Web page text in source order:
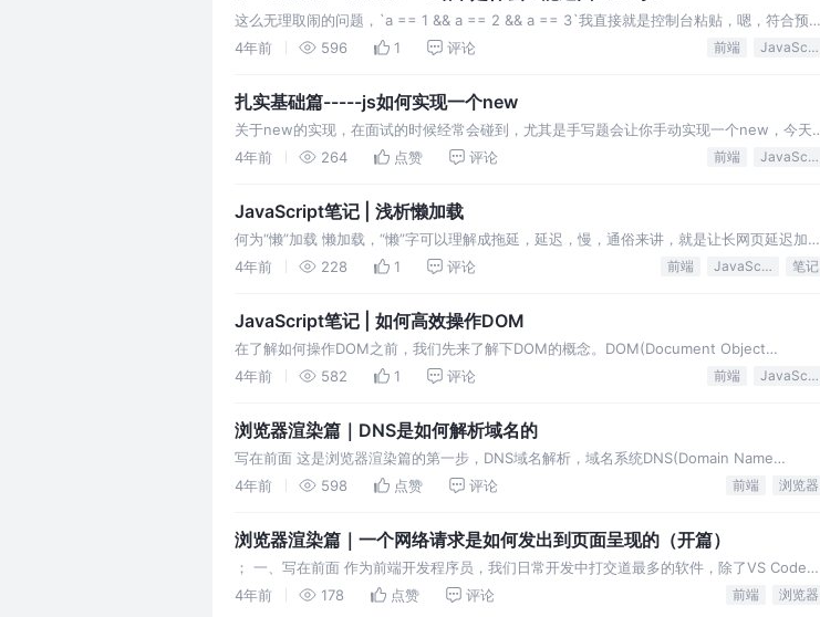
这么无理取闹的问题，`a == 1 && a == 2 && a == 3`我直接就是控制台粘贴，嗯，符合预
期，不然我该思考我对js的理解是不是有什么问题了
4年前 596 1 评论 前端 JavaScript
扎实基础篇-----js如何实现一个new
关于new的实现，在面试的时候经常会碰到，尤其是手写题会让你手动实现一个new，今天
我们一起来聊一聊new是如何实现的呢？ new
4年前 264 点赞 评论 前端 JavaScript
JavaScript笔记 | 浅析懒加载
何为“懒”加载 懒加载，“懒”字可以理解成拖延，延迟，慢，通俗来讲，就是让长网页延迟加
载，当用户滚动进入到可视区域才来加载。与之
4年前 228 1 评论 前端 JavaScript 笔记
JavaScript笔记 | 如何高效操作DOM
在了解如何操作DOM之前，我们先来了解下DOM的概念。DOM(Document Object
Modal，文档对象模型)，是是JavaScript操作HTML的接口。
4年前 582 1 评论 前端 JavaScript
浏览器渲染篇｜DNS是如何解析域名的
写在前面 这是浏览器渲染篇的第一步，DNS域名解析，域名系统DNS(Domain Name
System) 是因特网使用的命名系统，用来
4年前 598 点赞 评论 前端 浏览器
浏览器渲染篇｜一个网络请求是如何发出到页面呈现的（开篇）
； 一、写在前面 作为前端开发程序员，我们日常开发中打交道最多的软件，除了VS Code就
是Chrome了吧？哈哈，当然这个不绝对，除了代码
4年前 178 点赞 评论 前端 浏览器